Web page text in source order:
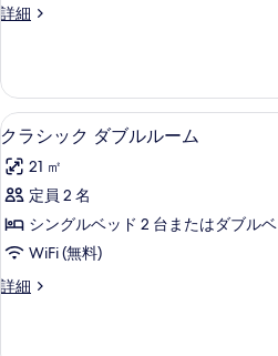
り
条
件
べ
写
真
を
表
示
す
る
詳細
Kaiserhof
詳
細
ク
ラ
シ
ッ
ク
ダ
ブ
エ
7
クラシック ダブルルーム
21 ㎡
定員 2 名
シングルベッド 2 台またはダブルベ
WiFi (無料)
詳細
ク